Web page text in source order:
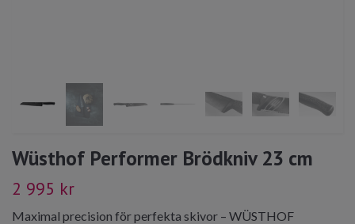
Wüsthof Performer Brödkniv 23 cm
2 995 kr
Maximal precision för perfekta skivor – WÜSTHOF